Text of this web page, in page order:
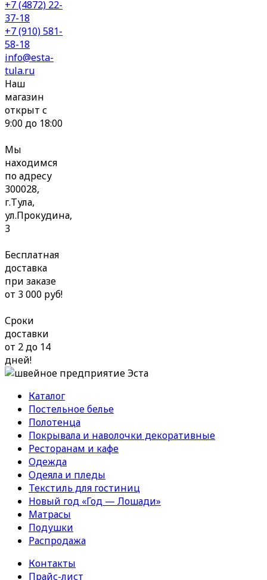
+7 (4872) 22-
37-18
+7 (910) 581-
58-18
info@esta-
tula.ru
Наш
магазин
открыт с
9:00 до 18:00
Мы
находимся
по адресу
300028,
г.Тула,
ул.Прокудина,
3
Бесплатная
доставка
при заказе
от 3 000 руб!
Сроки
доставки
от 2 до 14
дней!
Каталог
Постельное белье
Полотенца
Покрывала и наволочки декоративные
Ресторанам и кафе
Одежда
Одеяла и пледы
Текстиль для гостиниц
Новый год «Год — Лошади»
Матрасы
Подушки
Распродажа
Контакты
Прайс-лист